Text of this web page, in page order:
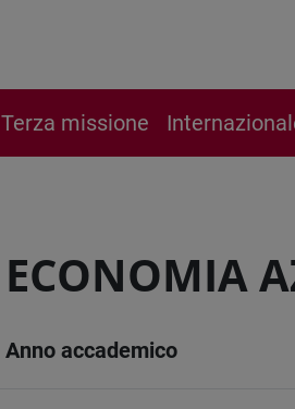
Terza missione
ECONOMIA
Anno accademico